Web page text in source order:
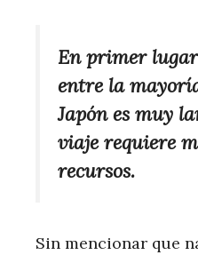
En primer
entre la
Japón es muy
viaje requiere
recursos.
Sin mencionar que